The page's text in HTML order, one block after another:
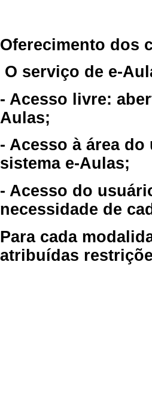
Oferecimento dos
O serviço de e-
- Acesso livre:
Aulas;
- Acesso à área
sistema e-Aulas;
- Acesso do
necessidade de
Para cada
atribuídas